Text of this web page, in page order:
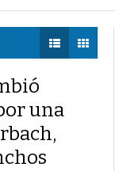
-
recaudación- hace 4
una